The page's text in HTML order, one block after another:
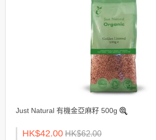
Just Natural 有機金亞麻籽 500g
HK$42.00 HK$62.00